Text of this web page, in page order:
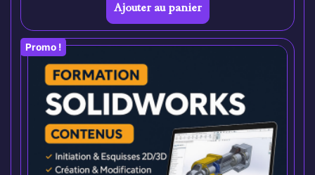
Ajouter au panier
Promo !